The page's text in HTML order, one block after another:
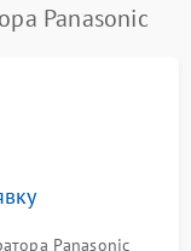
Panasonic
Panasonic